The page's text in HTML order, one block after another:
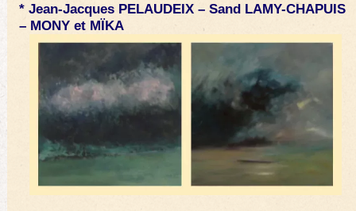
* Jean-Jacques PELAUDEIX – Sand LAMY-CHAPUIS
– MONY et MÏKA